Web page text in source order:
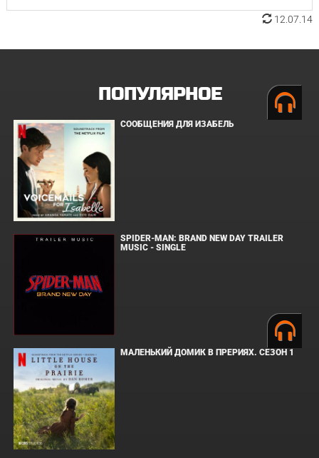
12.07.14
ПОПУЛЯРНОЕ
СООБЩЕНИЯ ДЛЯ ИЗАБЕЛЬ
SPIDER-MAN: BRAND NEW DAY TRAILER
MUSIC - SINGLE
МАЛЕНЬКИЙ ДОМИК В ПРЕРИЯХ. СЕЗОН 1